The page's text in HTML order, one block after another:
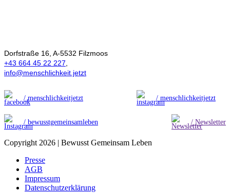
Dorfstraße 16, A-5532 Filzmoos
+43 664 45 22 227
info@menschlichkeit.jetzt
/ menschlichkeitjetzt / menschlichkeitjetzt
/ bewusstgemeinsamleben / Newsletter
Copyright 2026 | Bewusst Gemeinsam Leben
Presse
AGB
Impressum
Datenschutzerklärung